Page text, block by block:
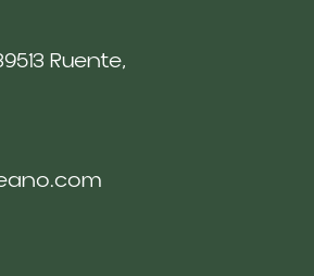
Ruente,